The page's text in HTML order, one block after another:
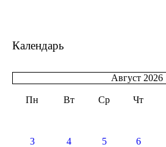
Календарь
Август 2026
Пн Вт Ср Чт
3 4 5 6